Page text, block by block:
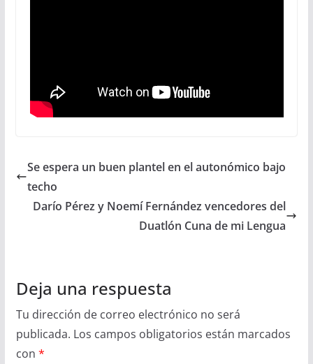
Se espera un buen plantel en el autonómico bajo
techo
Darío Pérez y Noemí Fernández vencedores del
Duatlón Cuna de mi Lengua
Deja una respuesta
Tu dirección de correo electrónico no será
publicada. Los campos obligatorios están marcados
con *